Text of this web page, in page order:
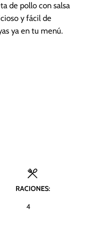
de pollo con salsa
y fácil de
ya en tu menú.
RACIONES:
4